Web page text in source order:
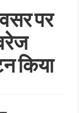
पर
किया